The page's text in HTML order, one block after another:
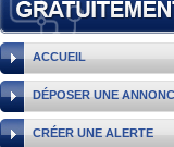
ACCUEIL
DÉPOSER UNE
CRÉER UNE ALERTE